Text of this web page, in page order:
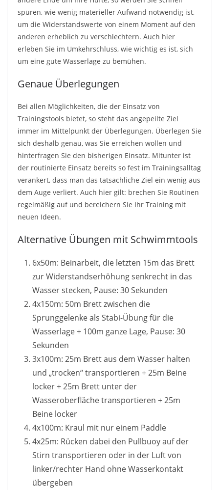
spüren, wie wenig materieller Aufwand notwendig ist,
um die Widerstandswerte von einem Moment auf den
anderen erheblich zu verschlechtern. Auch hier
erleben Sie im Umkehrschluss, wie wichtig es ist, sich
um eine gute Wasserlage zu bemühen.
Genaue Überlegungen
Bei allen Möglichkeiten, die der Einsatz von
Trainingstools bietet, so steht das angepeilte Ziel
immer im Mittelpunkt der Überlegungen. Überlegen Sie
sich deshalb genau, was Sie erreichen wollen und
hinterfragen Sie den bisherigen Einsatz. Mitunter ist
der routinierte Einsatz bereits so fest im Trainingsalltag
verankert, dass man das tatsächliche Ziel ein wenig aus
dem Auge verliert. Auch hier gilt: brechen Sie Routinen
regelmäßig auf und bereichern Sie Ihr Training mit
neuen Ideen.
Alternative Übungen mit Schwimmtools
6x50m: Beinarbeit, die letzten 15m das Brett
zur Widerstandserhöhung senkrecht in das
Wasser stecken, Pause: 30 Sekunden
4x150m: 50m Brett zwischen die
Sprunggelenke als Stabi-Übung für die
Wasserlage + 100m ganze Lage, Pause: 30
Sekunden
3x100m: 25m Brett aus dem Wasser halten
und „trocken“ transportieren + 25m Beine
locker + 25m Brett unter der
Wasseroberfläche transportieren + 25m
Beine locker
4x100m: Kraul mit nur einem Paddle
4x25m: Rücken dabei den Pullbuoy auf der
Stirn transportieren oder in der Luft von
linker/rechter Hand ohne Wasserkontakt
übergeben